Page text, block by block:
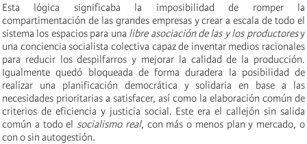
Esta lógica significaba la imposibilidad de romper la
compartimentación de las grandes empresas y crear a escala de todo el
sistema los espacios para una libre asociación de las y los productoresy
una conciencia socialista colectiva capaz de inventar medios racionales
para reducir los despilfarros y mejorar la calidad de la producción.
Igualmente quedó bloqueada de forma duradera la posibilidad de
realizar una planificación democrática y solidaria en base a las
necesidades prioritarias a satisfacer, así como la elaboración común de
criterios de eficiencia y justicia social. Este era el callejón sin salida
común a todo el socialismo real, con más o menos plan y mercado, o
con o sin autogestión.